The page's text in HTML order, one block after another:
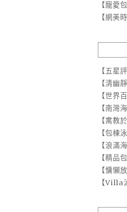
【寵愛
【網美
【五星
【清幽
【世界
【南灣
【寓教
【包棟
【浪滿
【精品
【慵懶
【Villa